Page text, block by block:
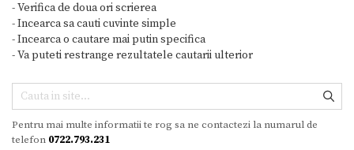
- Verifica de doua ori scrierea
- Incearca sa cauti cuvinte simple
- Incearca o cautare mai putin specifica
- Va puteti restrange rezultatele cautarii ulterior
Pentru mai multe informatii te rog sa ne contactezi la numarul de
telefon 0722.793.231